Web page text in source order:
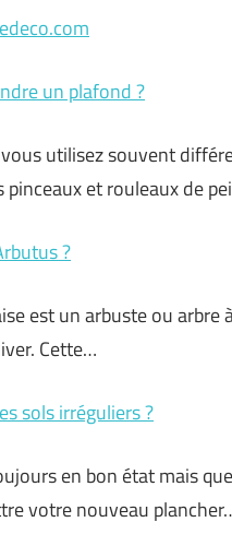
un plafond ?
utilisez souvent
pinceaux et rouleaux de
?
est un arbuste ou
Cette…
sols irréguliers ?
en bon état mais
votre nouveau